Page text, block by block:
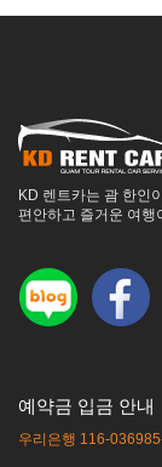
KD 렌트카는 괌 한인
편안하고 즐거운 여행
예약금 입금 안내
우리은행 116-